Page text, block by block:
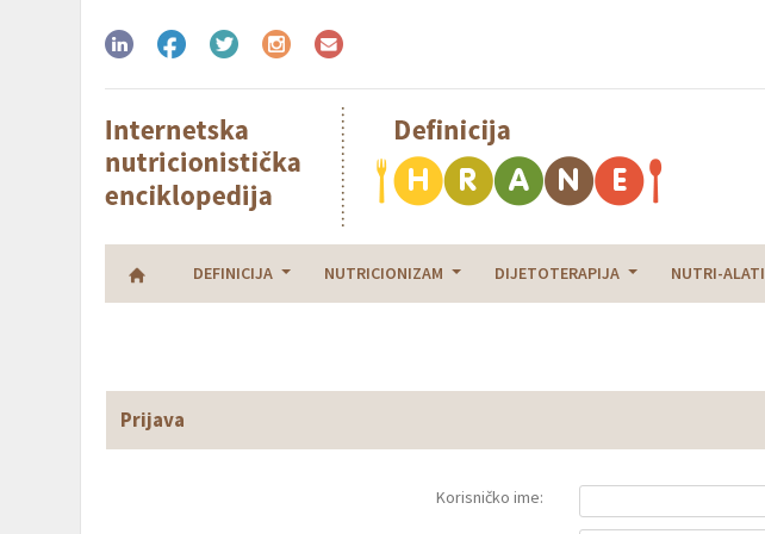
DEFINICIJA NUTRICIONIZAM DIJETOTERAPIJA NUTRI-ALATI
Prijava
Korisničko ime: